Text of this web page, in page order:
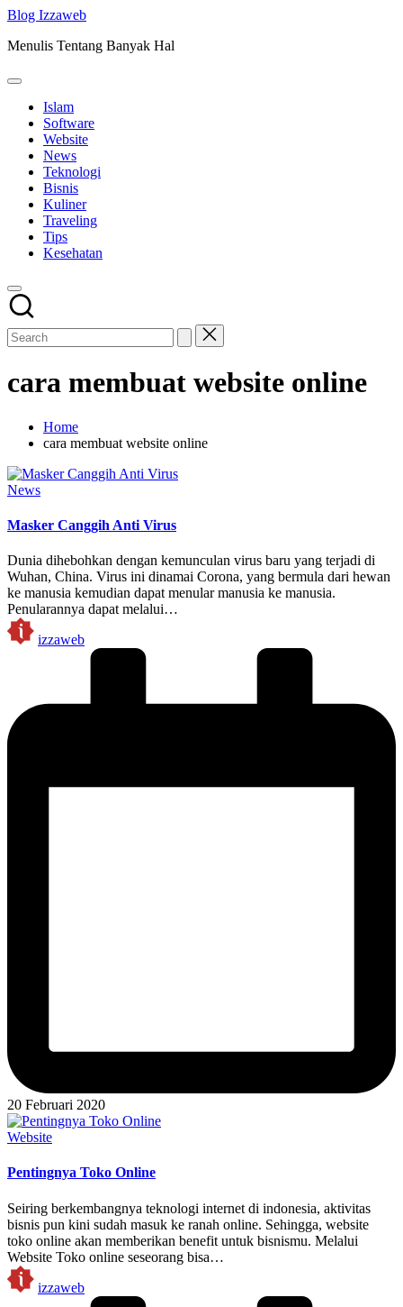
Skip
content
Blog Izzaweb
Menulis Tentang Banyak Hal
Islam
Software
Website
News
Teknologi
Bisnis
Kuliner
Traveling
Tips
Kesehatan
cara membuat website online
Home
cara membuat website online
Posted
News
Masker Canggih Anti Virus
Dunia dihebohkan dengan kemunculan virus baru yang terjadi di
Wuhan, China. Virus ini dinamai Corona, yang bermula dari hewan
ke manusia kemudian dapat menular manusia ke manusia.
Penularannya dapat melalui…
Posted
by
izzaweb
20 Februari 2020
Posted
Website
Pentingnya Toko Online
Seiring berkembangnya teknologi internet di indonesia, aktivitas
bisnis pun kini sudah masuk ke ranah online. Sehingga, website
toko online akan memberikan benefit untuk bisnismu. Melalui
Website Toko online seseorang bisa…
Posted
by
izzaweb